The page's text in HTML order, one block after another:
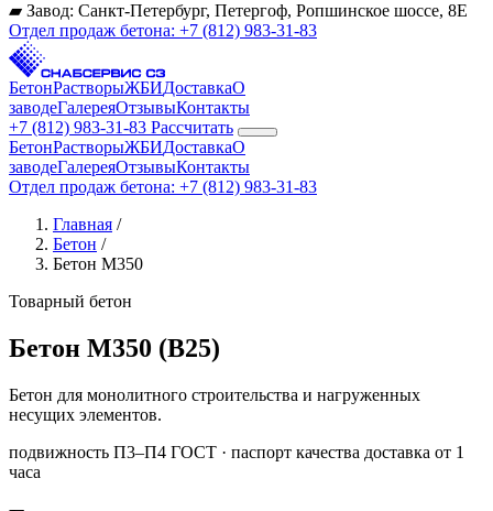
▰ Завод: Санкт-Петербург, Петергоф, Ропшинское шоссе, 8Е
Отдел продаж бетона: +7 (812) 983-31-83
БетонРастворыЖБИДоставкаО
заводеГалереяОтзывыКонтакты
+7 (812) 983-31-83 Рассчитать
БетонРастворыЖБИДоставкаО
заводеГалереяОтзывыКонтакты
Отдел продаж бетона: +7 (812) 983-31-83
Главная /
Бетон /
Бетон М350
Товарный бетон
Бетон М350 (B25)
Бетон для монолитного строительства и нагруженных
несущих элементов.
подвижность П3–П4 ГОСТ · паспорт качества доставка от 1
часа